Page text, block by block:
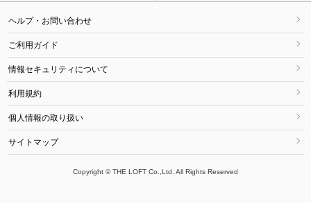
ヘルプ・お問い合わせ
ご利用ガイド
情報セキュリティについて
利用規約
個人情報の取り扱い
サイトマップ
Copyright © THE LOFT Co.,Ltd. All Rights Reserved